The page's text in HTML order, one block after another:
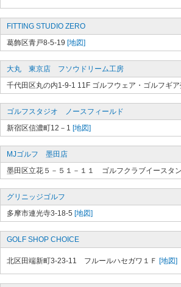
FITTING STUDIO ZERO
葛飾区青戸8-5-19 [地図]
大丸 東京店 フソウドリーム工房
千代田区丸の内1-9-1 11F ゴルフウェア・ゴルフギ
ゴルフスタジオ ノースフィールド
新宿区信濃町12－1 [地図]
MJゴルフ 墨田店
墨田区立花５－５１－１１ ゴルフクラブイースタ
グリニッジゴルフ
多摩市連光寺3-18-5 [地図]
GOLF SHOP CHOICE
北区田端新町3-23-11 フルールハセガワ１Ｆ [地図]